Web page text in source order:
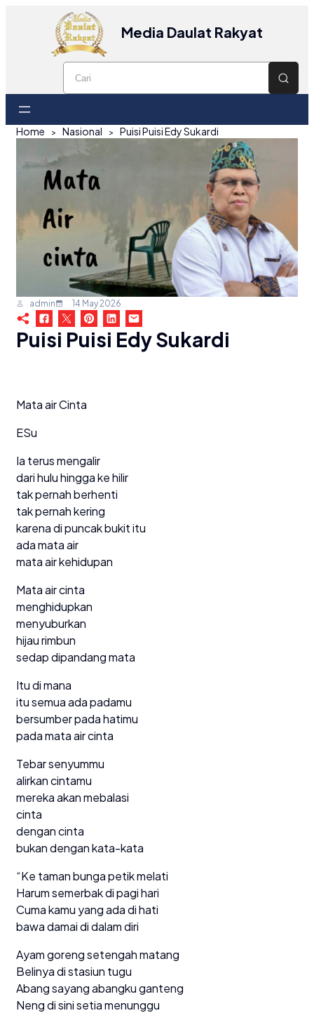
Media Daulat Rakyat
Home Nasional Puisi Puisi Edy Sukardi
admin 14 May 2026
Puisi Puisi Edy Sukardi
Mata air Cinta
ESu
Ia terus mengalir
dari hulu hingga ke hilir
tak pernah berhenti
tak pernah kering
karena di puncak bukit itu
ada mata air
mata air kehidupan
Mata air cinta
menghidupkan
menyuburkan
hijau rimbun
sedap dipandang mata
Itu di mana
itu semua ada padamu
bersumber pada hatimu
pada mata air cinta
Tebar senyummu
alirkan cintamu
mereka akan mebalasi
cinta
dengan cinta
bukan dengan kata-kata
“Ke taman bunga petik melati
Harum semerbak di pagi hari
Cuma kamu yang ada di hati
bawa damai di dalam diri
Ayam goreng setengah matang
Belinya di stasiun tugu
Abang sayang abangku ganteng
Neng di sini setia menunggu